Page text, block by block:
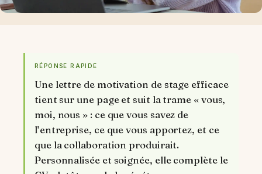
RÉPONSE RAPIDE
Une lettre de motivation de stage efficace
tient sur une page et suit la trame « vous,
moi, nous » : ce que vous savez de
l’entreprise, ce que vous apportez, et ce
que la collaboration produirait.
Personnalisée et soignée, elle complète le